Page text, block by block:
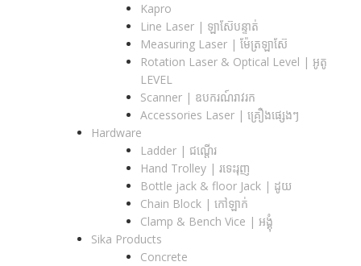
Kapro
Line Laser | ឡាស៊ែបន្ទាត់
Measuring Laser | ម៉ែត្រឡាស៊ែ
Rotation Laser & Optical Level | អូតូ
LEVEL
Scanner | ឧបករណ៍រាវរក
Accessories Laser | គ្រឿងផ្សេងៗ
Hardware
Ladder | ជណ្តើរ
Hand Trolley | រទេះរុញ
Bottle jack & floor Jack​ | ដូយ
Chain Block | កៅឡាក់
Clamp & Bench Vice | អង្គុំ
Sika Products
Concrete